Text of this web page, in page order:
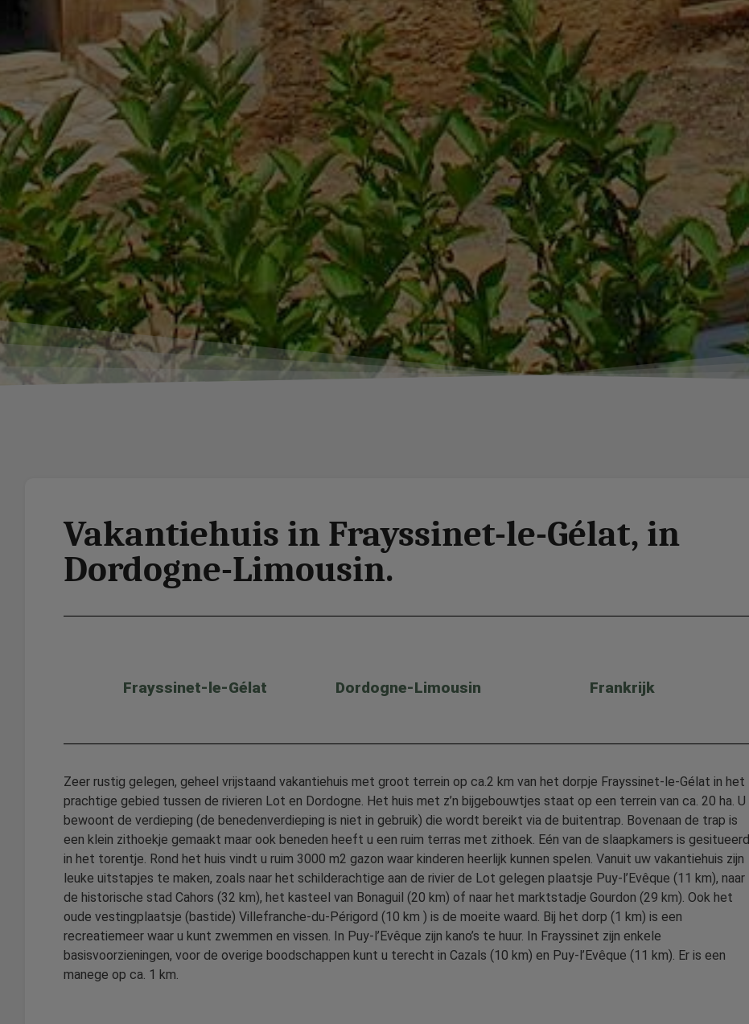
Vakantiehuis in Frayssinet-le-Gélat, in
Dordogne-Limousin.
Frayssinet-le-Gélat Dordogne-Limousin Frankrijk
Zeer rustig gelegen, geheel vrijstaand vakantiehuis met groot terrein op ca.2 km van het dorpje Frayssinet-le-Gélat in het
prachtige gebied tussen de rivieren Lot en Dordogne. Het huis met z’n bijgebouwtjes staat op een terrein van ca. 20 ha. U
bewoont de verdieping (de benedenverdieping is niet in gebruik) die wordt bereikt via de buitentrap. Bovenaan de trap is
een klein zithoekje gemaakt maar ook beneden heeft u een ruim terras met zithoek. Eén van de slaapkamers is gesitueerd
in het torentje. Rond het huis vindt u ruim 3000 m2 gazon waar kinderen heerlijk kunnen spelen. Vanuit uw vakantiehuis zijn
leuke uitstapjes te maken, zoals naar het schilderachtige aan de rivier de Lot gelegen plaatsje Puy-l’Evêque (11 km), naar
de historische stad Cahors (32 km), het kasteel van Bonaguil (20 km) of naar het marktstadje Gourdon (29 km). Ook het
oude vestingplaatsje (bastide) Villefranche-du-Périgord (10 km ) is de moeite waard. Bij het dorp (1 km) is een
recreatiemeer waar u kunt zwemmen en vissen. In Puy-l’Evêque zijn kano’s te huur. In Frayssinet zijn enkele
basisvoorzieningen, voor de overige boodschappen kunt u terecht in Cazals (10 km) en Puy-l’Evêque (11 km). Er is een
manege op ca. 1 km.